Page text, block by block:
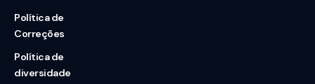
Política de
Correções
Política de
diversidade